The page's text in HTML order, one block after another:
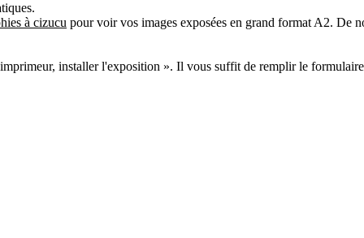
à cizucu pour voir vos images exposées en grand format A2. De
installer l'exposition ». Il vous suffit de remplir le